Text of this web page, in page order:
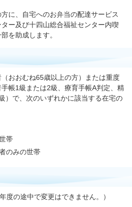
に、自宅へのお弁当の配達サービス
ー及び十四山総合福祉センター内喫
を助成します。
おおむね65歳以上の方）または重度
帳1級または2級、療育手帳A判定、精
）で、次のいずれかに該当する在宅の
帯
のみの世帯
度の途中で変更はできません。）